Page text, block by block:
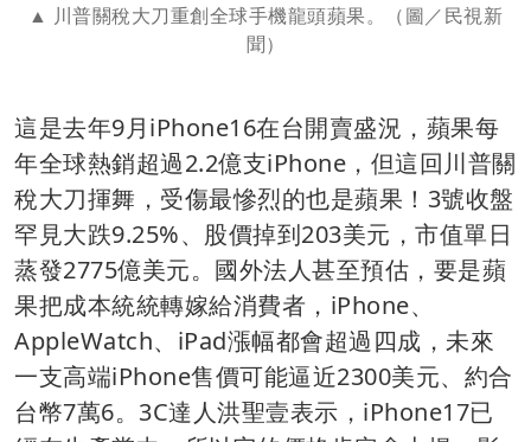
川普關稅大刀重創全球手機龍頭蘋果。（圖／民視新
聞）
這是去年9月iPhone16在台開賣盛況，蘋果每
年全球熱銷超過2.2億支iPhone，但這回川普關
稅大刀揮舞，受傷最慘烈的也是蘋果！3號收盤
罕見大跌9.25%、股價掉到203美元，市值單日
蒸發2775億美元。國外法人甚至預估，要是蘋
果把成本統統轉嫁給消費者，iPhone、
AppleWatch、iPad漲幅都會超過四成，未來
一支高端iPhone售價可能逼近2300美元、約合
台幣7萬6。3C達人洪聖壹表示，iPhone17已